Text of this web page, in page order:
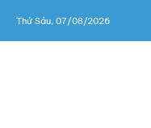
Thứ Sáu, 07/08/2026